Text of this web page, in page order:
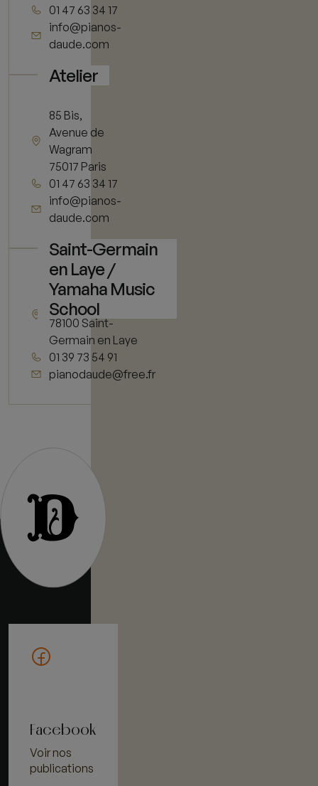
01 47 63 34 17
info@pianos-
daude.com
Atelier
85 Bis,
Avenue de
Wagram
75017 Paris
01 47 63 34 17
info@pianos-
daude.com
Saint-Germain
en Laye /
Yamaha Music
School
11 rue de Vieil
Abreuvoir
78100 Saint-
Germain en Laye
01 39 73 54 91
pianodaude@free.fr
Facebook
Voir nos
publications